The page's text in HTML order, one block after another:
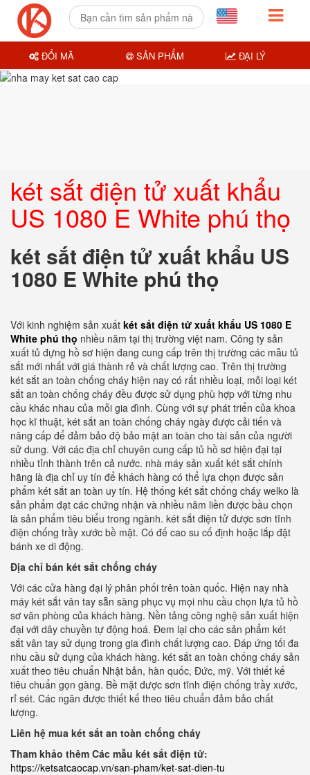
két sắt điện tử xuất khẩu
US 1080 E White phú thọ
két sắt điện tử xuất khẩu US
1080 E White phú thọ
Với kinh nghiệm sản xuất két sắt điện tử xuất khẩu US 1080 E
White phú thọ nhiều năm tại thị trường việt nam. Công ty sản
xuất tủ đựng hồ sơ hiện đang cung cấp trên thị trường các mẫu tủ
sắt mới nhất với giá thành rẻ và chất lượng cao. Trên thị trường
két sắt an toàn chống cháy hiện nay có rất nhiều loại, mỗi loại két
sắt an toàn chống cháy đều được sử dụng phù hợp với từng nhu
cầu khác nhau của mỗi gia đình. Cùng với sự phát triển của khoa
học kĩ thuật, két sắt an toàn chống cháy ngày được cải tiến và
nâng cấp để đảm bảo độ bảo mật an toàn cho tài sản của người
sử dung. Với các địa chỉ chuyên cung cấp tủ hồ sơ hiện đại tại
nhiều tỉnh thành trên cả nước. nhà máy sản xuất két sắt chính
hãng là địa chỉ uy tín để khách hàng có thể lựa chọn được sản
phẩm két sắt an toàn uy tín. Hệ thống két sắt chống cháy welko là
sản phẩm đạt các chứng nhận và nhiều năm liền được bầu chọn
là sản phẩm tiêu biểu trong ngành. két sắt điện tử được sơn tĩnh
điện chống trầy xước bề mặt. Có đế cao su cố định hoặc lắp đặt
bánh xe di động.
Địa chỉ bán két sắt chống cháy
Với các cửa hàng đại lý phân phối trên toàn quốc. Hiện nay nhà
máy két sắt vân tay sẵn sàng phục vụ mọi nhu cầu chọn lựa tủ hồ
sơ văn phòng của khách hàng. Nền tảng công nghệ sản xuất hiện
đại với dây chuyền tự động hoá. Đem lại cho các sản phẩm két
sắt vân tay sử dụng trong gia đình chất lượng cao. Đáp ứng tối đa
nhu cầu sử dụng của khách hàng. két sắt an toàn chống cháy sản
xuất theo tiêu chuẩn Nhật bản, hàn quốc, Đức, mỹ. Với thiết kế
tiêu chuẩn gọn gàng. Bề mặt được sơn tĩnh điện chống trầy xước,
rỉ sét. Các ngăn được thiết kế theo tiêu chuẩn đảm bảo chất
lượng.
Liên hệ mua két sắt an toàn chống cháy
Tham khảo thêm Các mẫu két sắt điện tử:
https://ketsatcaocap.vn/san-pham/ket-sat-dien-tu
ĐỔI MÃ SẢN PHẨM ĐẠI LÝ